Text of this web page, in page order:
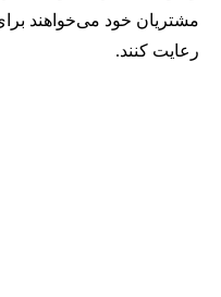
مشتریان خود می‌خواهند
رعایت کنند.